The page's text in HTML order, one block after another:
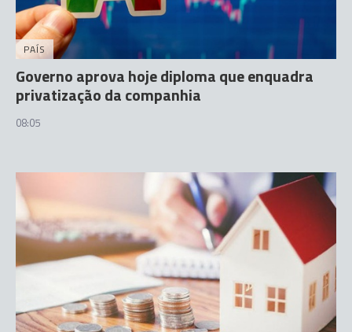
PAÍS
Governo aprova hoje diploma que enquadra
privatização da companhia
08:05